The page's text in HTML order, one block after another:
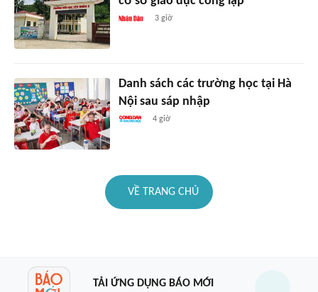
3 giờ
Danh sách các trường học tại Hà
Nội sau sáp nhập
4 giờ
VỀ TRANG CHỦ
TẢI ỨNG DỤNG BÁO MỚI